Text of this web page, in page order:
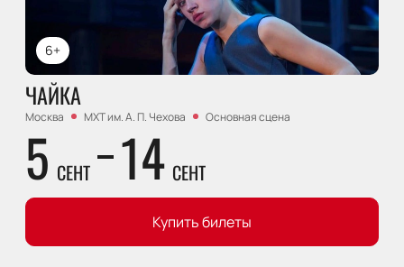
6+
ЧАЙКА
Москва МХТ им. А. П. Чехова Основная сцена
5 СЕНТ 14 СЕНТ
Купить билеты